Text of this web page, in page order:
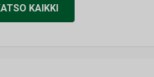
KAIKKI